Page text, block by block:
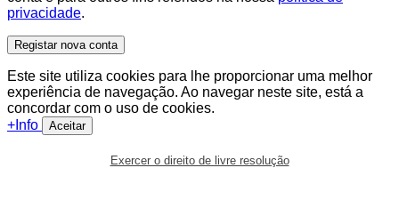
privacidade.
Registar nova conta
Este site utiliza cookies para lhe proporcionar uma melhor
experiência de navegação. Ao navegar neste site, está a
concordar com o uso de cookies.
+Info
Aceitar
Exercer o direito de livre resolução